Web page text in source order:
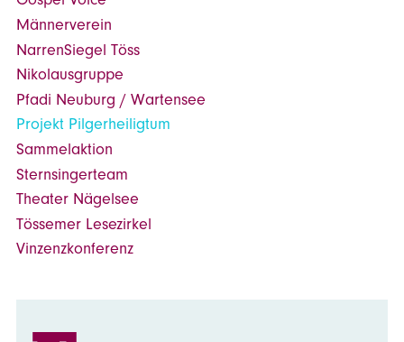
Männerverein
NarrenSiegel Töss
Nikolausgruppe
Pfadi Neuburg / Wartensee
Projekt Pilgerheiligtum
Sammelaktion
Sternsingerteam
Theater Nägelsee
Tössemer Lesezirkel
Vinzenzkonferenz